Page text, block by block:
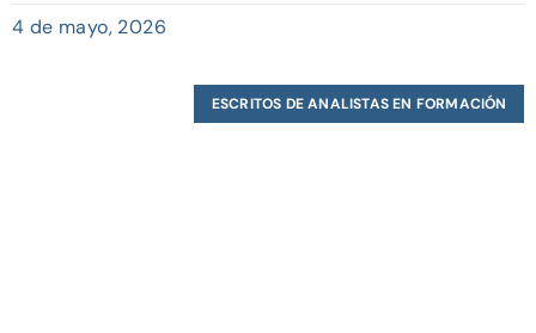
4 de mayo, 2026
ESCRITOS DE ANALISTAS EN FORMACIÓN